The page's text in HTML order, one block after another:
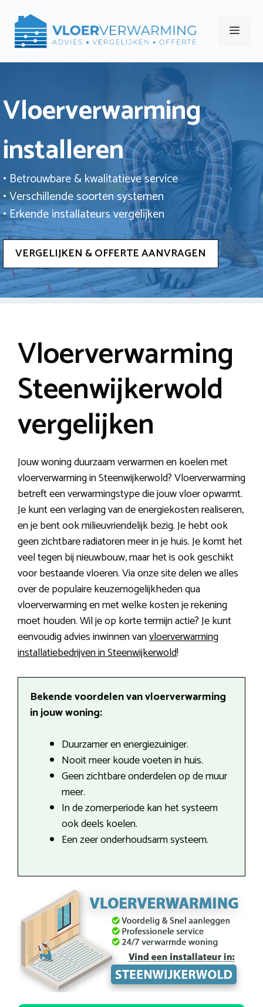
naar
Menu
Vloerverwarming
installeren
• Betrouwbare & kwalitatieve service
• Verschillende soorten systemen
• Erkende installateurs vergelijken
VERGELIJKEN & OFFERTE AANVRAGEN
Vloerverwarming
Steenwijkerwold
vergelijken
Jouw woning duurzaam verwarmen en koelen met
vloerverwarming in Steenwijkerwold? Vloerverwarming
betreft een verwarmingstype die jouw vloer opwarmt.
Je kunt een verlaging van de energiekosten realiseren,
en je bent ook milieuvriendelijk bezig. Je hebt ook
geen zichtbare radiatoren meer in je huis. Je komt het
veel tegen bij nieuwbouw, maar het is ook geschikt
voor bestaande vloeren. Via onze site delen we alles
over de populaire keuzemogelijkheden qua
vloerverwarming en met welke kosten je rekening
moet houden. Wil je op korte termijn actie? Je kunt
eenvoudig advies inwinnen vanvloerverwarming
installatiebedrijven in Steenwijkerwold!
Bekende voordelen van vloerverwarming
in jouw woning:
Duurzamer en energiezuiniger.
Nooit meer koude voeten in huis.
Geen zichtbare onderdelen op de muur
meer.
In de zomerperiode kan het systeem
ook deels koelen.
Een zeer onderhoudsarm systeem.